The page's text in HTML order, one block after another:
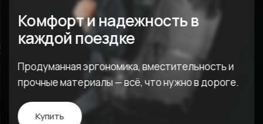
Комфорт и надежность в
каждой поездке
Продуманная эргономика, вместительность и
прочные материалы — всё, что нужно в дороге.
Купить